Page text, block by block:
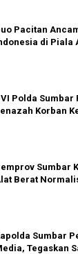
Pacitan
di Piala
Polda Sumbar
Korban
Sumbar
Berat
Sumbar
Tegaskan